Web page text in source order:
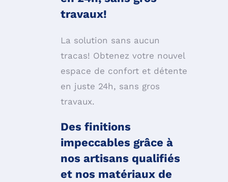
travaux!
La solution sans aucun
tracas! Obtenez votre nouvel
espace de confort et détente
en juste 24h, sans gros
travaux.
Des finitions
impeccables grâce à
nos artisans qualifiés
et nos matériaux de